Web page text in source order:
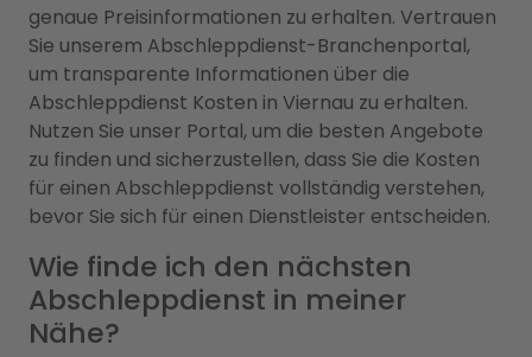
genaue Preisinformationen zu erhalten. Vertrauen
Sie unserem Abschleppdienst-Branchenportal,
um transparente Informationen über die
Abschleppdienst Kosten in Viernau zu erhalten.
Nutzen Sie unser Portal, um die besten Angebote
zu finden und sicherzustellen, dass Sie die Kosten
für einen Abschleppdienst vollständig verstehen,
bevor Sie sich für einen Dienstleister entscheiden.
Wie finde ich den nächsten
Abschleppdienst in meiner
Nähe?